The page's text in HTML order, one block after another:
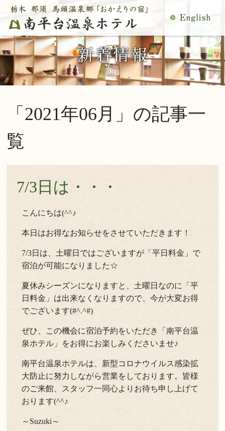
MENU
閉
じ
る
温泉
客室 館内施設
交通アクセス 観光案内
当館の過ごし方
新着情報
キャンセル/プライバシーポリシー
LANGUAGE
「2021年06月」の記事一
覧
7/3日は・・・
こんにちは(^^♪
本日はお得なお知らせをさせていただきます！
7/3日は、土曜日ではございますが「平日料金」で
宿泊が可能になりました☆
夏休みシーズンになりますと、土曜日なのに「平
日料金」は出来なくなりますので、今が大変お得
でございます(#^.^#)
ぜひ、この機会に宿泊予約をいただき「南平台温
泉ホテル」をお得にお楽しみくださいませ♪
南平台温泉ホテルは、新型コロナウイルス感染拡
大防止に努力しながら営業をしております。皆様
のご来館、スタッフ一同心よりお待ち申し上げて
おります(^^♪
～Suzuki～
空室検索
ご予約内容確認・変更